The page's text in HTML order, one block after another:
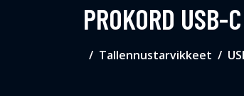
PROKORD USB-
Tallennustarvikkeet